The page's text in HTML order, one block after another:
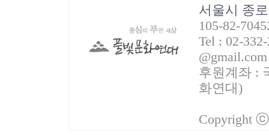
서울시 종
105-82-
Tel : 02-
@gmail.com
후원계좌 :
화연대)
Copyright